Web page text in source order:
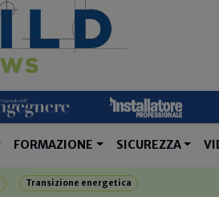
FORMAZIONE SICUREZZA
Transizione energetica